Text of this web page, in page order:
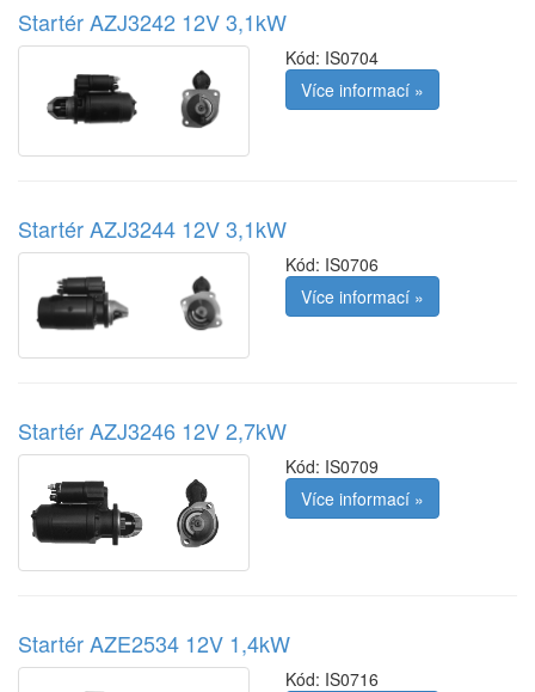
Startér AZJ3242 12V 3,1kW
Kód: IS0704
Více informací »
Startér AZJ3244 12V 3,1kW
Kód: IS0706
Více informací »
Startér AZJ3246 12V 2,7kW
Kód: IS0709
Více informací »
Startér AZE2534 12V 1,4kW
Kód: IS0716